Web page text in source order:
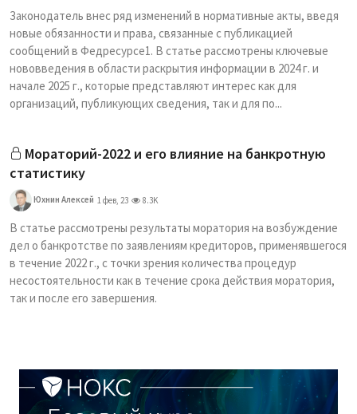
Авторы
Архив
База знаний
Законодатель внес ряд изменений в нормативные акты, введя
новые обязанности и права, связанные с публикацией
сообщений в Федресурсе1. В статье рассмотрены ключевые
нововведения в области раскрытия информации в 2024 г. и
начале 2025 г., которые представляют интерес как для
организаций, публикующих сведения, так и для по...
Мораторий-2022 и его влияние на банкротную
статистику
Юхнин Алексей 1 фев, 23 8.3K
В статье рассмотрены результаты моратория на возбуждение
дел о банкротстве по заявлениям кредиторов, применявшегося
в течение 2022 г., с точки зрения количества процедур
несостоятельности как в течение срока действия моратория,
так и после его завершения.